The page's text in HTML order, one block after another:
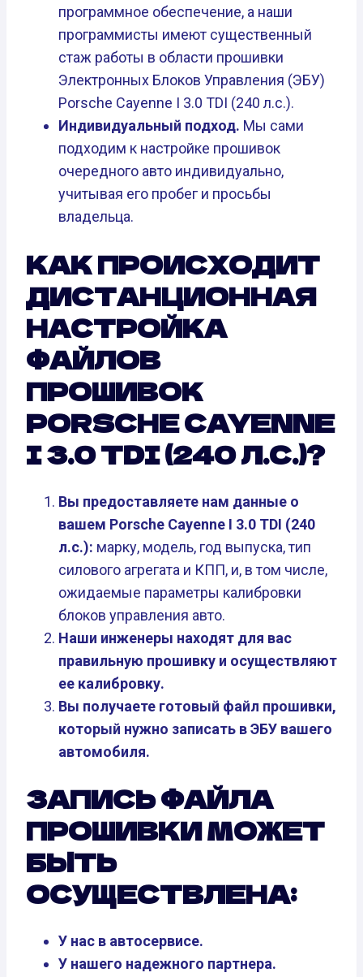
программное обеспечение, а наши
программисты имеют существенный
стаж работы в области прошивки
Электронных Блоков Управления (ЭБУ)
Porsche Cayenne I 3.0 TDI (240 л.с.).
Индивидуальный подход. Мы сами
подходим к настройке прошивок
очередного авто индивидуально,
учитывая его пробег и просьбы
владельца.
КАК ПРОИСХОДИТ
ДИСТАНЦИОННАЯ
НАСТРОЙКА
ФАЙЛОВ
ПРОШИВОК
PORSCHE CAYENNE
I 3.0 TDI (240 Л.С.)?
Вы предоставляете нам данные о
вашем Porsche Cayenne I 3.0 TDI (240
л.с.): марку, модель, год выпуска, тип
силового агрегата и КПП, и, в том числе,
ожидаемые параметры калибровки
блоков управления авто.
Наши инженеры находят для вас
правильную прошивку и осуществляют
ее калибровку.
Вы получаете готовый файл прошивки,
который нужно записать в ЭБУ вашего
автомобиля.
ЗАПИСЬ ФАЙЛА
ПРОШИВКИ МОЖЕТ
БЫТЬ
ОСУЩЕСТВЛЕНА:
У нас в автосервисе.
У нашего надежного партнера.